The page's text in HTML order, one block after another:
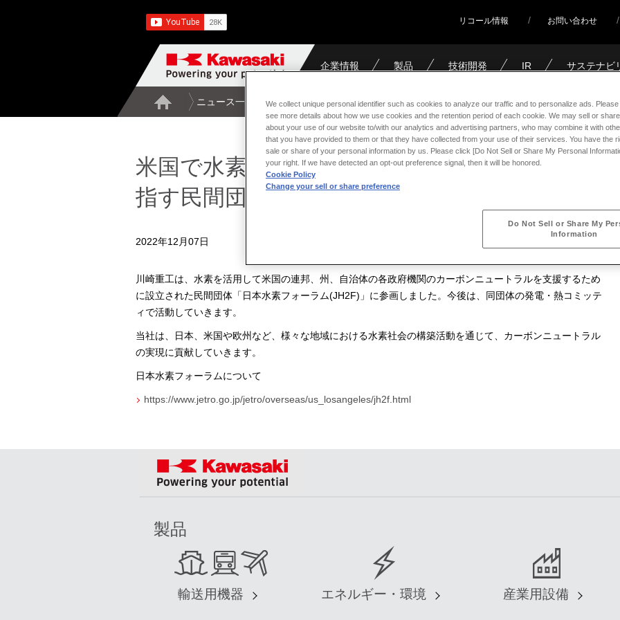
リコール情報 お問い合わせ
企業情報 製品 技術開発 IR サステナビ
ニュース一覧 米国で水素によるカーボンニュートラルを目指す民間団体「日本水素フォーラム
米国で水素によるカーボンニュートラルを目
指す民間団体「日本水素フォーラム」に参画
2022年12月07日
川崎重工は、水素を活用して米国の連邦、州、自治体の各政府機関のカーボンニュートラルを支援するため
に設立された民間団体「日本水素フォーラム(JH2F) 」に参画しました。今後は、同団体の発電・熱コミッテ
ィで活動していきます。
当社は、日本、米国や欧州など、様々な地域における水素社会の構築活動を通じて、カーボンニュートラル
の実現に貢献していきます。
日本水素フォーラムについて
https://www.jetro.go.jp/jetro/overseas/us_losangeles/jh2f.html
製品
輸送用機器 エネルギー・環境 産業用設備
We collect unique personal identifier such as cookies to analyze our traffic and to personalize ads.
see more details about how we use cookies and the retention period of each cookie. We may sell or
about your use of our website to/with our analytics and advertising partners, who may combine it with
that you have provided to them or that they have collected from your use of their services. You have the
sale or share of your personal information by us. Please click [Do Not Sell or Share My Personal
your right. If we have detected an opt-out preference signal, then it will be honored.
Cookie Policy
Change your sell or share preference
Do Not Sell or Share My
Information